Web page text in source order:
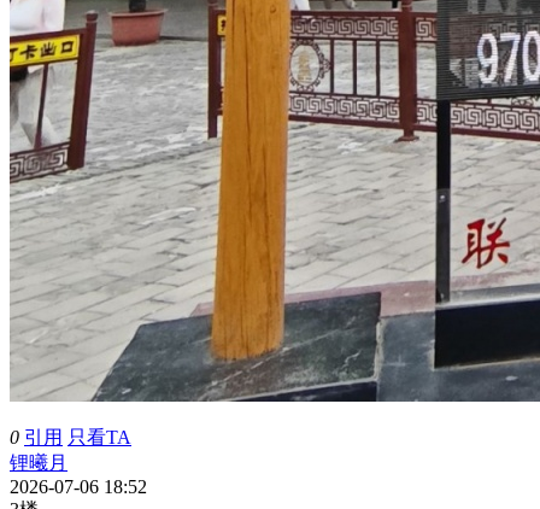
0 引用 只看TA
锂曦月
2026-07-06 18:52